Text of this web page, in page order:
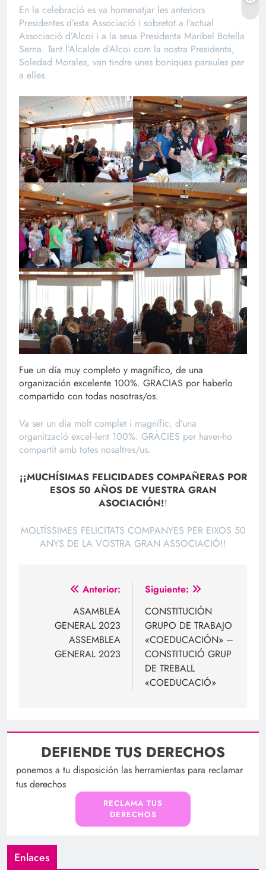
En la celebració es va homenatjar les anteriors
Presidentes d’esta Associació i sobretot a l’actual
Associació d’Alcoi i a la seua Presidenta Maribel Botella
Serna. Tant l’Alcalde d’Alcoi com la nostra Presidenta,
Soledad Morales, van tindre unes boniques paraules per
a elles.
Fue un día muy completo y magnífico, de una
organización excelente 100%. GRACIAS por haberlo
compartido con todas nosotras/os.
Va ser un dia molt complet i magnífic, d’una
organització excel·lent 100%. GRÀCIES per haver-ho
compartit amb totes nosaltres/us.
¡¡MUCHÍSIMAS FELICIDADES COMPAÑERAS POR
ESOS 50 AÑOS DE VUESTRA GRAN
ASOCIACIÓN!!
MOLTÍSSIMES FELICITATS COMPANYES PER EIXOS 50
ANYS DE LA VOSTRA GRAN ASSOCIACIÓ!!
Navegación
entradas
Anterior:
ASAMBLEA
GENERAL 2023
ASSEMBLEA
GENERAL 2023
Siguiente:
CONSTITUCIÓN
GRUPO DE TRABAJO
«COEDUCACIÓN» –
CONSTITUCIÓ GRUP
DE TREBALL
«COEDUCACIÓ»
DEFIENDE TUS DERECHOS
ponemos a tu disposición las herramientas para reclamar
tus derechos
RECLAMA TUS
DERECHOS
Enlaces